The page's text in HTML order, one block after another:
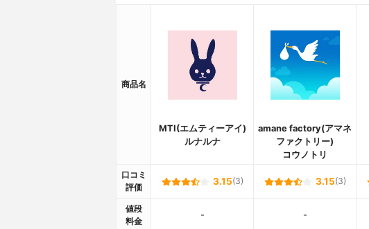
商品名
MTI(エムティーアイ)
ルナルナ
amane factory(アマネ
ファクトリー)
コウノトリ
口コミ
評価
3.15(3) 3.15(3)
値段
料金
- -